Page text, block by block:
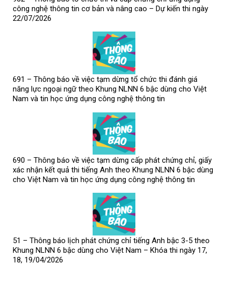
công nghệ thông tin cơ bản và nâng cao – Dự kiến thi ngày
22/07/2026
691 – Thông báo về việc tạm dừng tổ chức thi đánh giá
năng lực ngoại ngữ theo Khung NLNN 6 bậc dùng cho Việt
Nam và tin học ứng dụng công nghệ thông tin
690 – Thông báo về việc tạm dừng cấp phát chứng chỉ, giấy
xác nhận kết quả thi tiếng Anh theo Khung NLNN 6 bậc dùng
cho Việt Nam và tin học ứng dụng công nghệ thông tin
51 – Thông báo lịch phát chứng chỉ tiếng Anh bậc 3-5 theo
Khung NLNN 6 bậc dùng cho Việt Nam – Khóa thi ngày 17,
18, 19/04/2026